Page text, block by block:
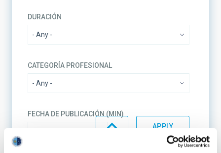
DURACIÓN
CATEGORÍA PROFESIONAL
FECHA DE PUBLICACIÓN (MIN)